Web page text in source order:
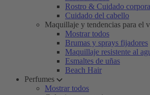
Rostro & Cuidado
Cuidado del cabello
Maquillaje y tendencias para el
Mostrar todos
Brumas y sprays fijadores
Maquillaje resistente al
Esmaltes de uñas
Beach Hair
Perfumes
Mostrar todos